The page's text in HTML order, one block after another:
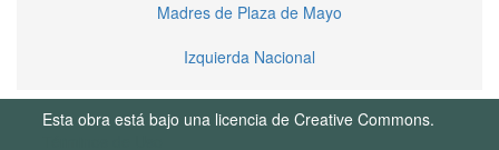
Madres de Plaza de Mayo
Izquierda Nacional
Esta obra está bajo una licencia de Creative Commons.